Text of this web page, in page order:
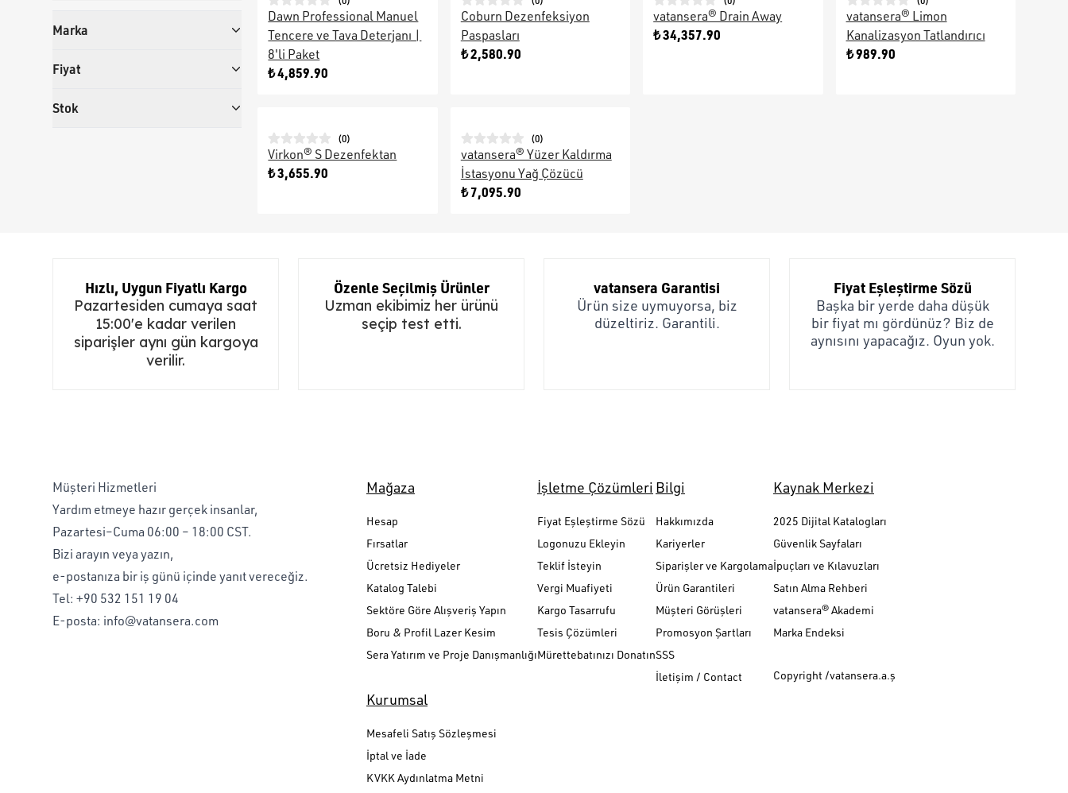
Marka
Fiyat
Stok
Dawn Professional Manuel
Tencere ve Tava Deterjanı |
8'li Paket
₺ 4,859.90
Coburn Dezenfeksiyon
Paspasları
₺ 2,580.90
vatansera® Drain Away
₺ 34,357.90
vatansera® Limon
Kanalizasyon Tatlandırıcı
₺ 989.90
(0)
Virkon® S Dezenfektan
₺ 3,655.90
(0)
vatansera® Yüzer Kaldırma
İstasyonu Yağ Çözücü
₺ 7,095.90
Hızlı, Uygun Fiyatlı Kargo
Pazartesiden cumaya saat
15:00'e kadar verilen
siparişler aynı gün kargoya
verilir.
Özenle Seçilmiş Ürünler
Uzman ekibimiz her ürünü
seçip test etti.
vatansera Garantisi
Ürün size uymuyorsa, biz
düzeltiriz. Garantili.
Fiyat Eşleştirme Sözü
Başka bir yerde daha düşük
bir fiyat mı gördünüz? Biz de
aynısını yapacağız. Oyun yok.
Müşteri Hizmetleri
Yardım etmeye hazır gerçek insanlar,
Pazartesi–Cuma 06:00 – 18:00 CST.
Bizi arayın veya yazın,
e-postanıza bir iş günü içinde yanıt vereceğiz.
Tel: +90 532 151 19 04
E-posta: info@vatansera.com
Mağaza
Hesap
Fırsatlar
Ücretsiz Hediyeler
Katalog Talebi
Sektöre Göre Alışveriş Yapın
Boru & Profil Lazer Kesim
Sera Yatırım ve Proje Danışmanlığı
İşletme Çözümleri
Fiyat Eşleştirme Sözü
Logonuzu Ekleyin
Teklif İsteyin
Vergi Muafiyeti
Kargo Tasarrufu
Tesis Çözümleri
Mürettebatınızı Donatın
Bilgi
Hakkımızda
Kariyerler
Siparişler ve Kargolama
Ürün Garantileri
Müşteri Görüşleri
Promosyon Şartları
SSS
İletişim / Contact
Kaynak Merkezi
2025 Dijital Katalogları
Güvenlik Sayfaları
İpuçları ve Kılavuzları
Satın Alma Rehberi
vatansera® Akademi
Marka Endeksi
Copyright /vatansera.a.ş
Kurumsal
Mesafeli Satış Sözleşmesi
İptal ve İade
KVKK Aydınlatma Metni